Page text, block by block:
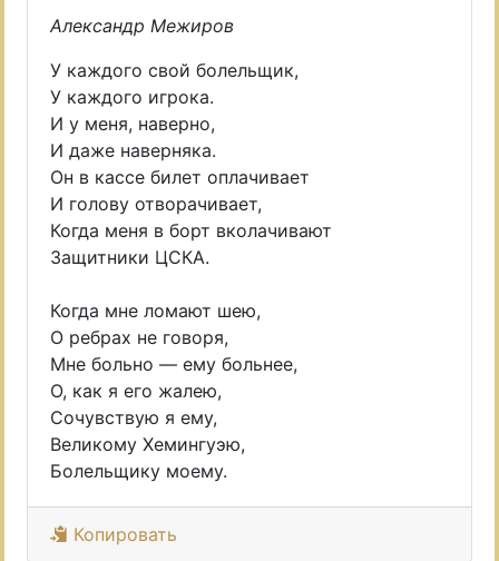
Александр Межиров
У каждого свой болельщик,
У каждого игрока.
И у меня, наверно,
И даже наверняка.
Он в кассе билет оплачивает
И голову отворачивает,
Когда меня в борт вколачивают
Защитники ЦСКА.
Когда мне ломают шею,
О ребрах не говоря,
Мне больно — ему больнее,
О, как я его жалею,
Сочувствую я ему,
Великому Хемингуэю,
Болельщику моему.
Копировать